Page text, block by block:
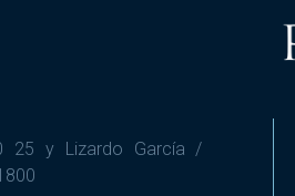
25 y Lizardo García /